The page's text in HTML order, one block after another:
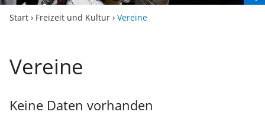
Start › Freizeit und Kultur › Vereine
Vereine
Keine Daten vorhanden